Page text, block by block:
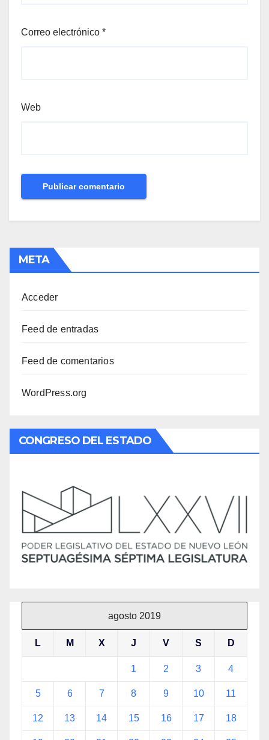
Correo electrónico *
Web
META
Acceder
Feed de entradas
Feed de comentarios
WordPress.org
CONGRESO DEL ESTADO
agosto 2019
L M X J V S D
1 2 3 4
5 6 7 8 9 10 11
12 13 14 15 16 17 18